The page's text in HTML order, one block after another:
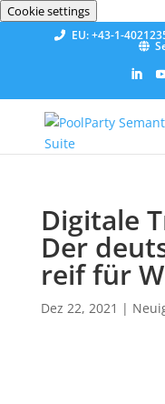
Cookie settings
EU: +43-1-
Digitale
Der
reif für
Dez 22, 2021 |